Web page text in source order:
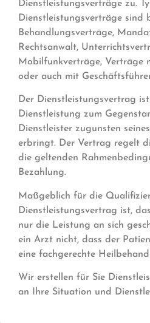
Dienstleistungsverträge zu.
Dienstleistungsverträge sind
Behandlungsverträge,
Rechtsanwalt,
Mobilfunkverträge, Verträge
oder auch mit
Der Dienstleistungsvertrag
Dienstleistung zum
Dienstleister zugunsten
erbringt. Der Vertrag regelt
die geltenden
Bezahlung.
Maßgeblich für die
Dienstleistungsvertrag ist,
nur die Leistung an sich
ein Arzt nicht, dass der
eine fachgerechte
Wir erstellen für Sie
an Ihre Situation und